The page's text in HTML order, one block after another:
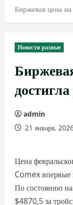
Биржевая цена
Новости разные
admin
21 января,
Цена
Comex впервые
По состоянию
$4870,5 за